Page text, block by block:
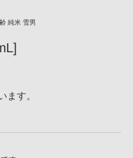
純米 雪男
ます。